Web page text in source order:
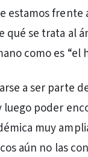
estamos
qué se trata al
como es “el
a ser parte
luego poder
muy
aún no las